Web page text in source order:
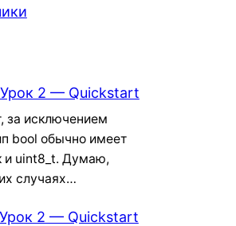
2 — Quickstart
за исключением
bool обычно имеет
и uint8_t. Думаю,
случаях…
2 — Quickstart